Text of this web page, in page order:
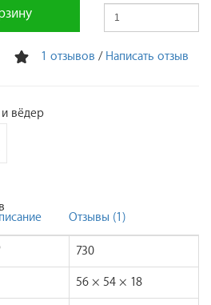
1 отзывов / Написать отзыв
Отзывы (1)
730
56 × 54 × 18